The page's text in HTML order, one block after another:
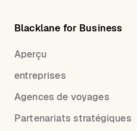
Blacklane for Business
Aperçu
entreprises
Agences de voyages
Partenariats stratégiques